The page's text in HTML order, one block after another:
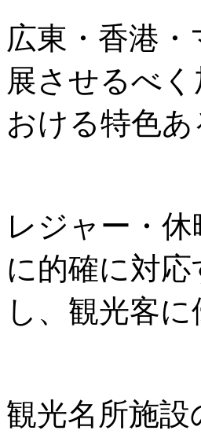
広東・香港
展させるべ
おける特色
レジャー・
に的確に対
し、観光客
観光名所施